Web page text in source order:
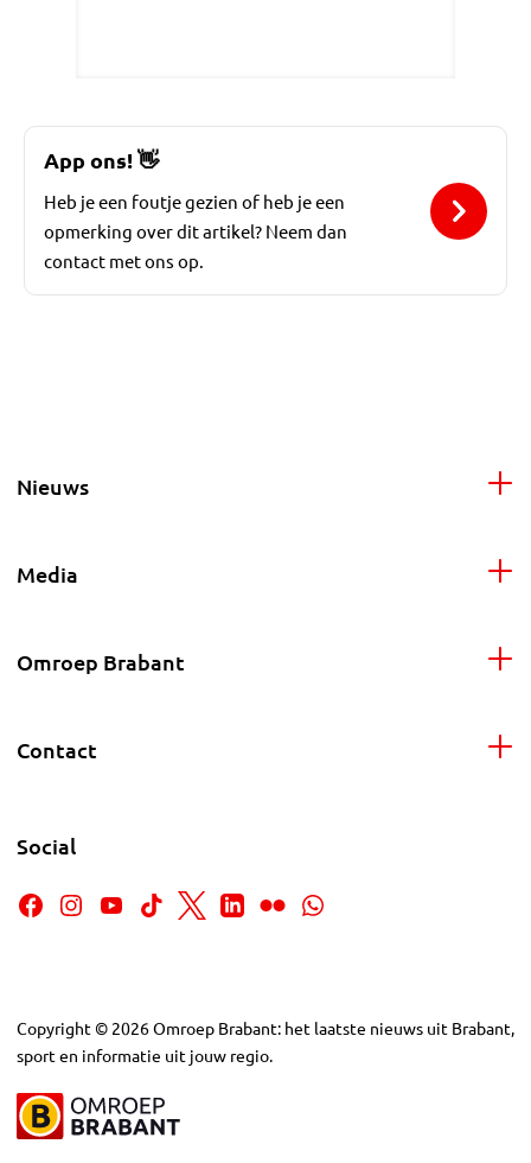
App ons!👋
Heb je een foutje gezien of heb je een
opmerking over dit artikel? Neem dan
contact met ons op.
Nieuws
Media
Omroep Brabant
Contact
Social
Copyright © 2026Omroep Brabant: het laatste nieuws uit Brabant,
sport en informatie uit jouw regio.